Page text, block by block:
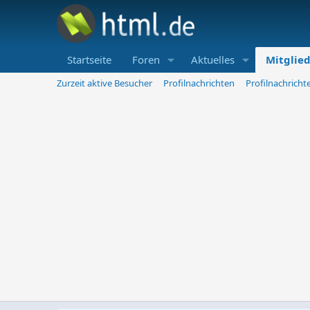
Startseite Foren Aktuelles
Zurzeit aktive Besucher Profilnachrichten